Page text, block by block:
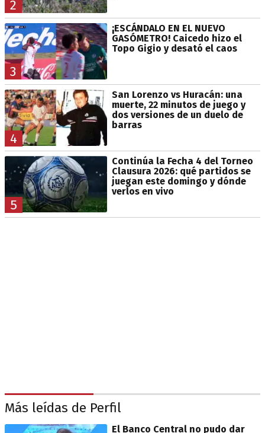
2
3
¡ESCÁNDALO EN EL NUEVO
GASÓMETRO! Caicedo hizo el
Topo Gigio y desató el caos
4
San Lorenzo vs Huracán: una
muerte, 22 minutos de juego y
dos versiones de un duelo de
barras
5
Continúa la Fecha 4 del Torneo
Clausura 2026: qué partidos se
juegan este domingo y dónde
verlos en vivo
Más leídas de Perfil
El Banco Central no pudo dar